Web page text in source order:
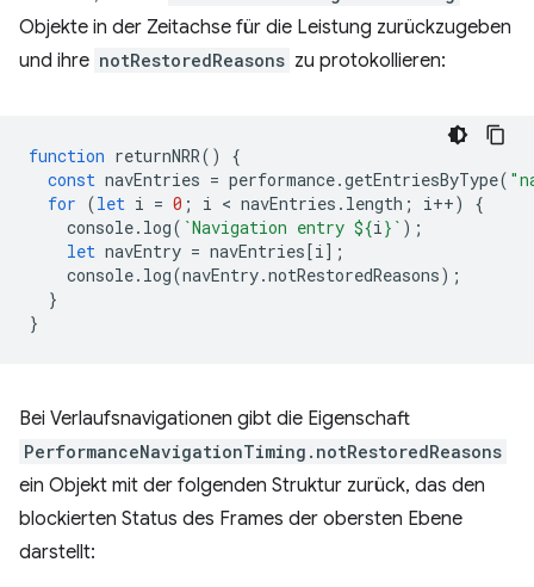
Objekte in der Zeitachse für die Leistung zurückzugeben
und ihre notRestoredReasons zu protokollieren:
function returnNRR()
{
const navEntries = performance.getEntriesByType(
for (let i = 0 ; i < navEntries . length ; i++)
{
console. log( `Navigation entry ${i} ` );
let navEntry = navEntries[i];
console. log(navEntry.notRestoredReasons);
}
}
Bei Verlaufsnavigationen gibt die Eigenschaft
PerformanceNavigationTiming.notRestoredReasons
ein Objekt mit der folgenden Struktur zurück, das den
blockierten Status des Frames der obersten Ebene
darstellt: